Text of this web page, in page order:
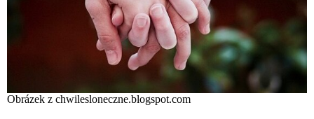
Obrázek z chwilesloneczne.blogspot.com